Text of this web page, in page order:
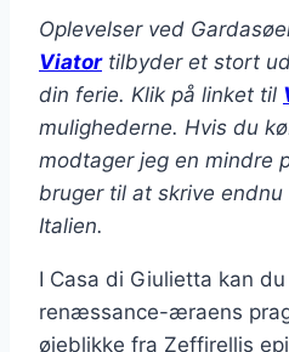
Oplevelser ved
Viatortilbyder et stort
din ferie. Klik på linket til
mulighederne. Hvis du
modtager jeg en mindre
bruger til at skrive
Italien.
I Casa di Giulietta kan
renæssance-æraens
øjeblikke fra Zeffirellis